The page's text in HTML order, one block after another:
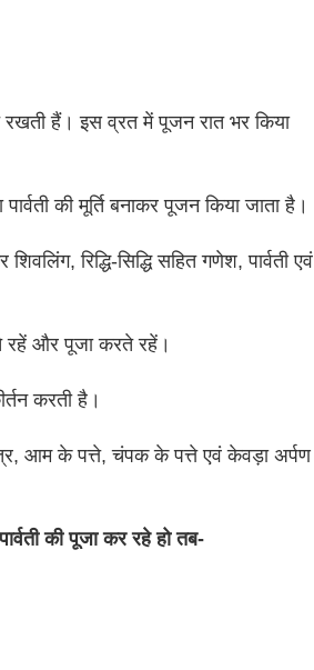
हैं। इस व्रत में पूजन रात भर किया
की मूर्ति बनाकर पूजन किया जाता है।
रिद्धि-सिद्धि सहित गणेश, पार्वती एवं
रहें और पूजा करते रहें।
करती है।
आम के पत्ते, चंपक के पत्ते एवं केवड़ा अर्पण
की पूजा कर रहे हो तब-